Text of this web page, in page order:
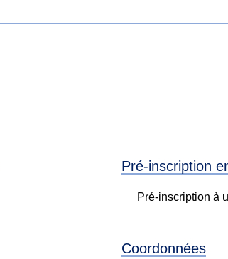
Pré-inscription
Pré-inscription à
Coordonnées